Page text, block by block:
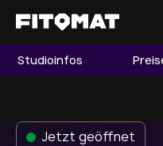
Gym
Franchise
Studioüberblick
Studioinfos
Jetzt geöffnet